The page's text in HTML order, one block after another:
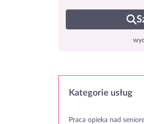
Kategorie usług
Praca opieka nad